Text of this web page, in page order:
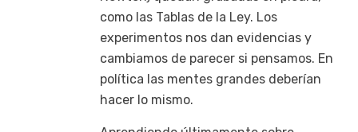
como las Tablas de la Ley. Los
experimentos nos dan evidencias y
cambiamos de parecer si pensamos. En
política las mentes grandes deberían
hacer lo mismo.